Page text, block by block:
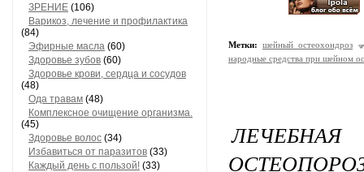
ЗРЕНИЕ (106)
Варикоз, лечение и профилактика
(84)
Эфирные масла (60)
Здоровье зубов (60)
Здоровье крови, сердца и сосудов
(48)
Ода травам (48)
Комплексное очищение организма.
(45)
Здоровье волос (34)
Избавиться от паразитов (33)
Каждый день с пользой! (33)
Метки: шейный остеохондроз
народные средства при шейном